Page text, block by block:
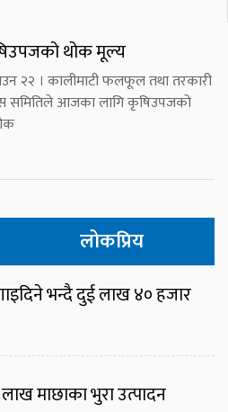
थोक मूल्य
२२ । कालीमाटी फलफूल तथा तरकारी
समितिले आजका लागि कृषिउपजको
लोकप्रिय
भन्दै दुई लाख ४० हजार
माछाका भुरा उत्पादन